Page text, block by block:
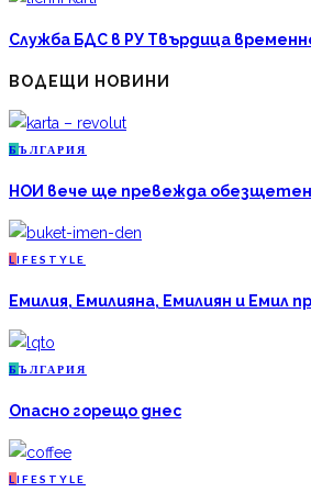
Служба БДС в РУ Твърдица
ВОДЕЩИ НОВИНИ
Б ЪЛГАРИЯ
НОИ вече ще превежда
L IFESTYLE
Емилия, Емилияна, Емилиян и Емил
Б ЪЛГАРИЯ
Опасно горещо днес
L IFESTYLE